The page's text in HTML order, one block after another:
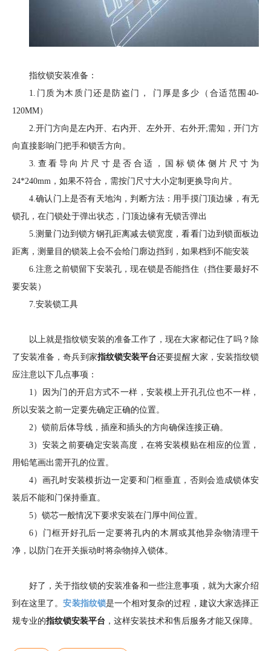
指纹锁安装准备 ：
1.门质为木质门还是防盗门， 门厚是多少（合适范围40-
120MM）
2.开门方向是左内开、右内开、左外开、右外开;需知，开门方
向直接影响门把手和锁舌方向。
3.查看导向片尺寸是否合适，国标锁体侧片尺寸为
24*240mm，如果不符合，需按门尺寸大小定制更换导向片。
4.确认门上是否有天地沟，判断方法：用手摸门顶边缘，有无
锁孔，在门锁处于弹出状态，门顶边缘有无锁舌弹出
5.测量门边到锁方钢孔距离减去锁宽度，看看门边到锁面板边
距离，测量目的锁装上会不会给门廓边挡到，如果档到不能安装
6.注意之前锁留下安装孔，现在锁是否能挡住（挡住要最好不
要安装）
7.安装锁工具
以上就是指纹锁安装的准备工作了，现在大家都记住了吗？除
了安装准备，奇兵到家指纹锁安装平台还要提醒大家，安装指纹锁
应注意以下几点事项：
1）因为门的开启方式不一样，安装模上开孔孔位也不一样，
所以安装之前一定要先确定正确的位置。
2）锁前后体导线，插座和插头的方向确保连接正确。
3）安装之前要确定安装高度，在将安装模贴在相应的位置，
用铅笔画出需开孔的位置。
4）画孔时安装模折边一定要和门框垂直，否则会造成锁体安
装后不能和门保持垂直。
5）锁芯一般情况下要求安装在门厚中间位置。
6）门框开好孔后一定要将孔内的木屑或其他异杂物清理干
净，以防门在开关振动时将杂物掉入锁体。
好了，关于指纹锁的安装准备和一些注意事项，就为大家介绍
到在这里了。安装指纹锁是一个相对复杂的过程，建议大家选择正
规专业的指纹锁安装平台 ，这样安装技术和售后服务才能又保障。